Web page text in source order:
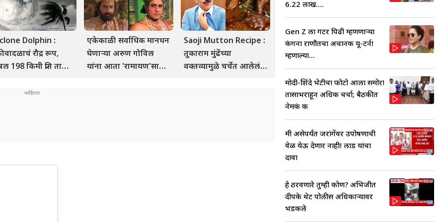
Dolphin :
रौद्र रूप,
198 किमी प्रति तास
एकेकाळी सर्वाधिक मानधन
घेणाऱ्या अरुण गोविल
यांना आता 'रामायण'साठी
Saoji Mutton Recipe :
तुकाराम मुंढेंच्या
वक्तव्यामुळे चर्चेत आलेलं
6.22 लाख....
Gen Z ला गटर पिढी म्हणणाऱ्या
कंगना राणौतचा अचानक यू-टर्न!
म्हणाल्या...
मोदी-शिंदे भेटीचा फोटो आला समोर!
तासाभराहून अधिक चर्चा; बैठकीत
नेमकं क
मी असेपर्यंत जरांगेंवर उपोषणाची
वेळ येऊ देणार नाही! लाड यांचा
दावा
हे ठरवणारे तुम्ही कोण? अभिजीत
दीपके थेट पोलीस अधिकाऱ्यावर
भडकले